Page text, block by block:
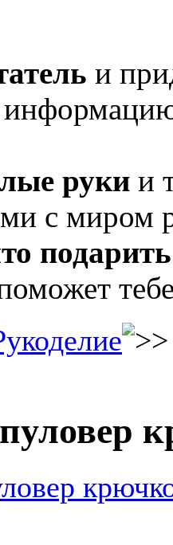
и
руки и
с миром